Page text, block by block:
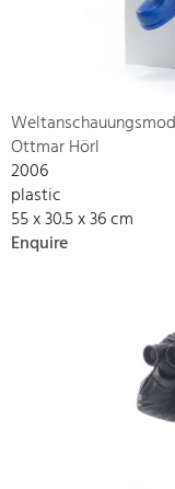
Ottmar Hörl
2006
plastic
55 x 30.5 x 36 cm
Enquire